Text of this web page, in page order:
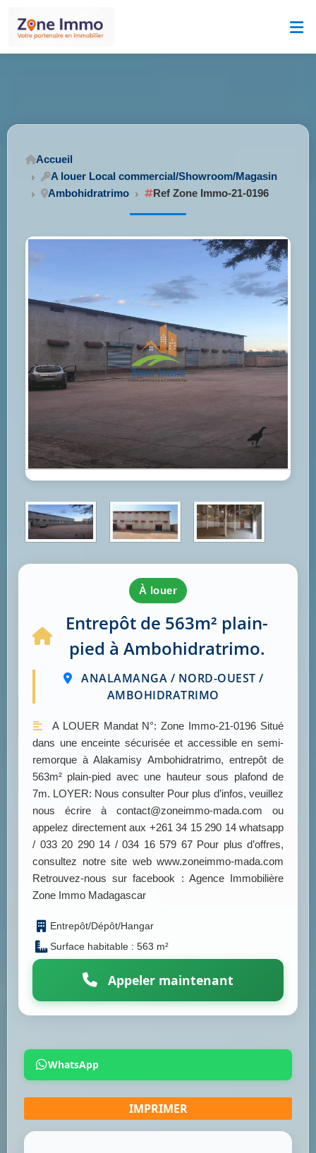
Accueil
A louer Local commercial/Showroom/Magasin
Ambohidratrimo
Ref Zone Immo-21-0196
à louer
Entrepôt de 563m² plain-
pied à Ambohidratrimo.
ANALAMANGA / NORD-OUEST /
AMBOHIDRATRIMO
A LOUER Mandat N°: Zone Immo-21-0196 Situé
dans une enceinte sécurisée et accessible en semi-
remorque à Alakamisy Ambohidratrimo, entrepôt de
563m² plain-pied avec une hauteur sous plafond de
7m. LOYER: Nous consulter Pour plus d’infos, veuillez
nous écrire à contact@zoneimmo-mada.com ou
appelez directement aux +261 34 15 290 14 whatsapp
/ 033 20 290 14 / 034 16 579 67 Pour plus d’offres,
consultez notre site web www.zoneimmo-mada.com
Retrouvez-nous sur facebook : Agence Immobilière
Zone Immo Madagascar
Entrepôt/Dépôt/Hangar
Surface habitable : 563 m²
Appeler maintenant
WhatsApp